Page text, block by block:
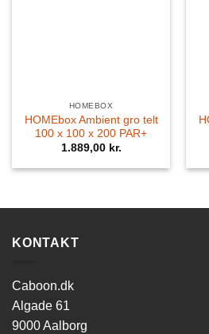
HOMEBOX
HOMEbox Ambient gro telt
100 x 100 x 200 PAR+
1.889,00 kr.
KONTAKT
Caboon.dk
Algade 61
9000 Aalborg